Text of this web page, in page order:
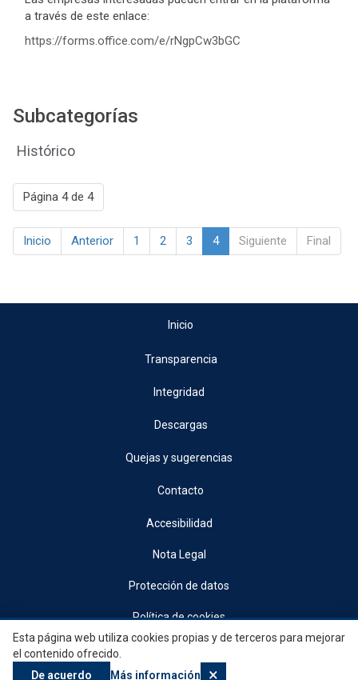
a través de este enlace:
https://forms.office.com/e/rNgpCw3bGC
Subcategorías
Histórico
Página 4 de 4
Inicio Anterior 1 2 3 4 Siguiente Final
Inicio
Transparencia
Integridad
Descargas
Quejas y sugerencias
Contacto
Accesibilidad
Nota Legal
Protección de datos
Política de cookies
© 2026, Generalitat • Conselleria d’Indústria, Turisme, Innovació i Comerç •
Institut Valencià de Competitivitat Empresarial
Esta página web utiliza cookies propias y de terceros para mejorar
el contenido ofrecido.
De acuerdo
Más información ×